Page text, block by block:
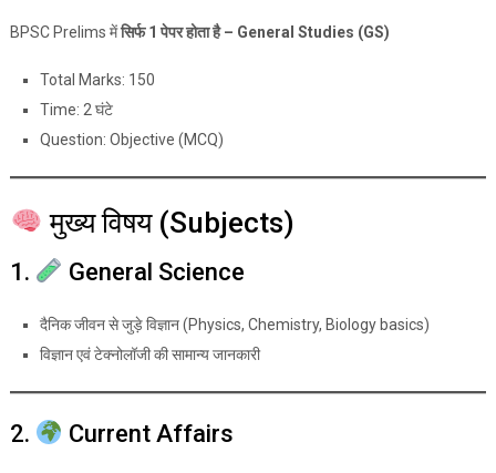
BPSC Prelims मेंसिर्फ 1 पेपर होता है – General Studies (GS)
Total Marks: 150
Time: 2 घंटे
Question: Objective (MCQ)
मुख्य विषय (Subjects)
1. General Science
दैनिक जीवन से जुड़े विज्ञान (Physics, Chemistry, Biology basics)
विज्ञान एवं टेक्नोलॉजी की सामान्य जानकारी
2. Current Affairs